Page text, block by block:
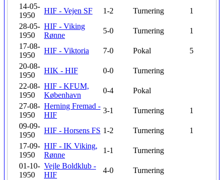
14-05-
1950
HIF - Vejen SF 1-2 Turnering
1
28-05-
1950
HIF - Viking
Rønne
5-0 Turnering
1
17-08-
1950
HIF - Viktoria 7-0 Pokal
5
20-08-
1950
HIK - HIF 0-0
Turnering
22-08-
1950
HIF - KFUM,
København
0-4
Pokal
27-08-
1950
Herning Fremad -
HIF
3-1 Turnering
1
09-09-
1950
HIF - Horsens FS 1-2 Turnering
1
17-09-
1950
HIF - IK Viking,
Rønne
1-1
Turnering
01-10-
1950
Vejle Boldklub -
HIF
4-0
Turnering